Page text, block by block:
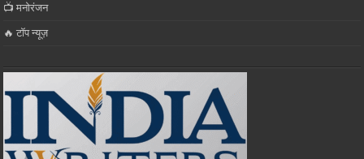
📺 मनोरंजन
🔥 टॉप न्यूज़